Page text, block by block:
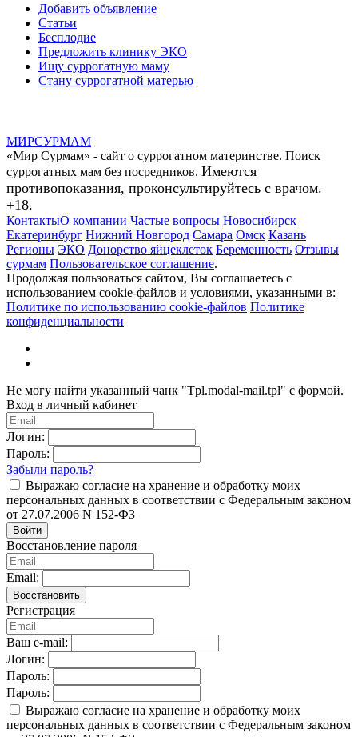
Добавить объявление
Статьи
Бесплодие
Предложить клинику ЭКО
Ищу суррогатную маму
Стану суррогатной матерью
МИРСУРМАМ
«Мир Сурмам» - сайт о суррогатном материнстве. Поиск
суррогатных мам без посредников. Имеются
противопоказания, проконсультируйтесь с врачом.
+18.
КонтактыО компании Частые вопросы Новосибирск
Екатеринбург Нижний Новгород Самара Омск Казань
Регионы ЭКО Донорство яйцеклеток Беременность Отзывы
сурмам Пользовательское соглашение.
Продолжая пользоваться сайтом, Вы соглашаетесь с
использованием cookie-файлов и условиями, указанными в:
Политике по использованию cookie-файлов Политике
конфиденциальности
Не могу найти указанный чанк "Tpl.modal-mail.tpl" с формой.
Вход в личный кабинет
Логин:
Пароль:
Забыли пароль?
Выражаю согласие на хранение и обработку моих
персональных данных в соответствии с Федеральным законом
от 27.07.2006 N 152-ФЗ
Войти
Восстановление пароля
Email:
Восстановить
Регистрация
Ваш e-mail:
Логин:
Пароль:
Пароль:
Выражаю согласие на хранение и обработку моих
персональных данных в соответствии с Федеральным законом